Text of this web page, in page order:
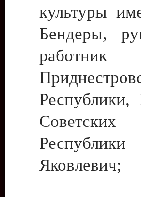
культуры
Бендеры,
Советских
Яковлевич;